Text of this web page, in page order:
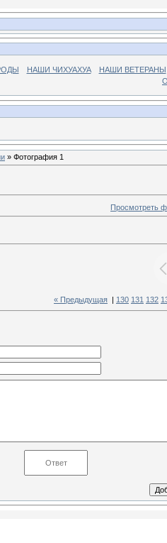
НАШИ ЧИХУАХУА
НАШИ ВЕТЕРАНЫ
» Фотография 1
Просмотреть
« Предыдущая 130 131 132